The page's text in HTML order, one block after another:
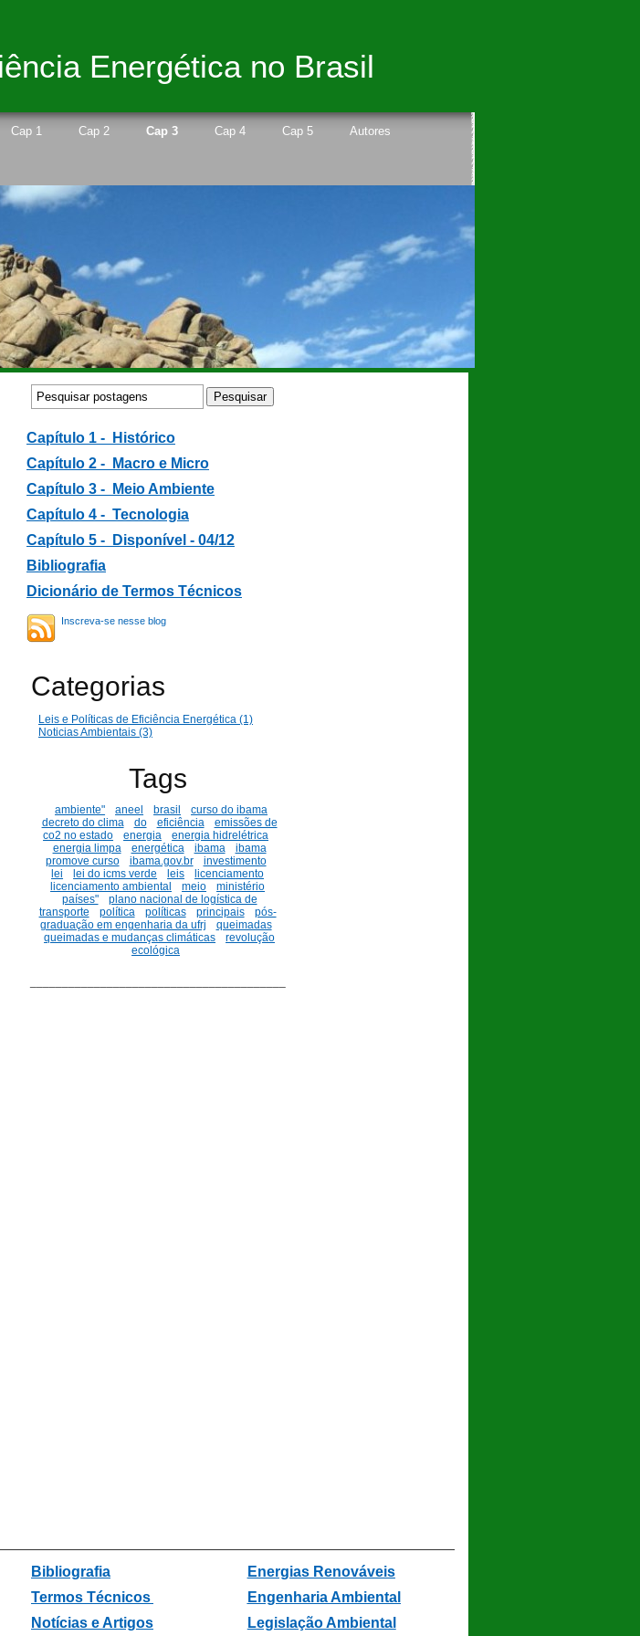
Energética no Brasil
Cap 1 Cap 2 Cap 3 Cap 4 Cap 5 Autores
Capítulo 1 - Histórico
Capítulo 2 -
Macro e Micro
Capítulo 3 -
Meio Ambiente
Capítulo 4 - Tecnologia
Capítulo 5 - Disponível - 04/12
Bibliografia
Dicionário de Termos Técnicos
Inscreva-se nesse blog
Categorias
Leis e Políticas de Eficiência Energética (1)
Noticias Ambientais (3)
Tags
ambiente" aneel brasil
curso do ibama
decreto do clima
do eficiência
emissões de
co2 no estado
energia
energia hidrelétrica
energia limpa
energética ibama
ibama
promove curso
ibama.gov.br
investimento
lei
lei do icms verde leis
licenciamento
licenciamento ambiental
meio
ministério
países"
plano nacional de logística de
transporte
política políticas principais
pós-
graduação em engenharia da ufrj
queimadas
queimadas e mudanças climáticas
revolução
ecológica
Bibliografia
Termos Técnicos
Notícias e Artigos
Energias Renováveis
Engenharia Ambiental
Legislação Ambiental